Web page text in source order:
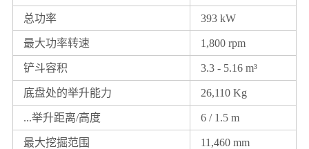
总功率 393 kW
最大功率转速 1,800 rpm
铲斗容积 3.3 - 5.16 m³
底盘处的举升能力 26,110 Kg
...举升距离/高度 6 / 1.5 m
最大挖掘范围 11,460 mm